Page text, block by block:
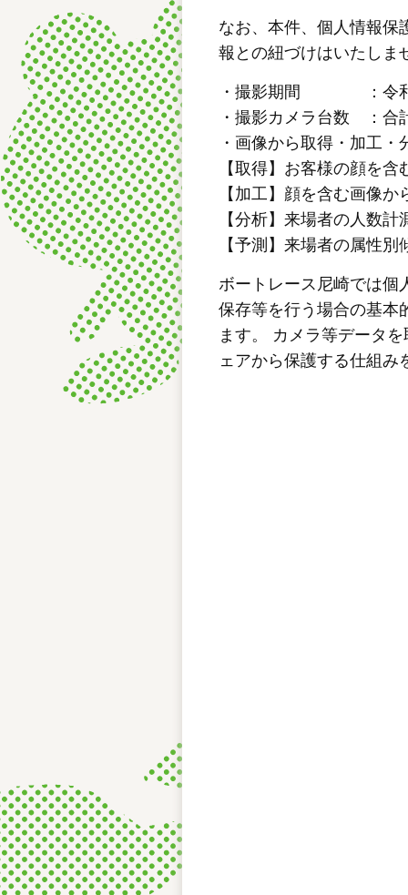
なお、本件、個人情報保
報との紐づけはいたしま
・撮影期間 ：令和6
・撮影カメラ台数 ：合
・画像から取得・加工
【取得】お客様の顔を含
【加工】顔を含む画像
【分析】来場者の人数
【予測】来場者の属性別
ボートレース尼崎では個
保存等を行う場合の基本
ます。 カメラ等データ
ェアから保護する仕組み